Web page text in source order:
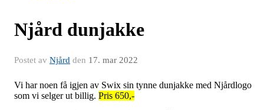
Njård dunjakke
Postet av Njård den 17. mar 2022
Vi har noen få igjen av Swix sin tynne dunjakke med Njårdlogo
som vi selger ut billig. Pris 650,-